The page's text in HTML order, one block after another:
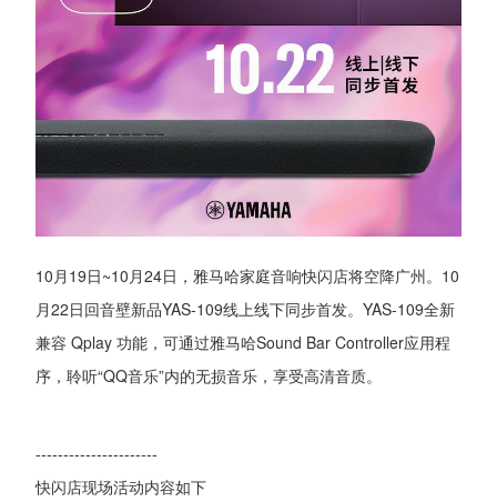
10月19日~10月24日，雅马哈家庭音响快闪店将空降广州。10
月22日回音壁新品YAS-109线上线下同步首发。YAS-109全新
兼容 Qplay 功能，可通过雅马哈Sound Bar Controller应用程
序，聆听“QQ音乐”内的无损音乐，享受高清音质。
----------------------
快闪店现场活动内容如下